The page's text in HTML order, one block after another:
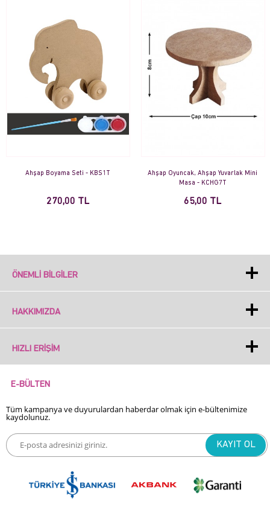
Ahşap Boyama Seti - KBS1T
270,00 TL
Ahşap Oyuncak, Ahşap Yuvarlak Mini
Masa - KCHG7T
65,00 TL
ÖNEMLI BILGILER
HAKKIMIZDA
HIZLI ERIŞIM
E-BÜLTEN
Tüm kampanya ve duyurulardan haberdar olmak için e-bültenimize
kaydolunuz.